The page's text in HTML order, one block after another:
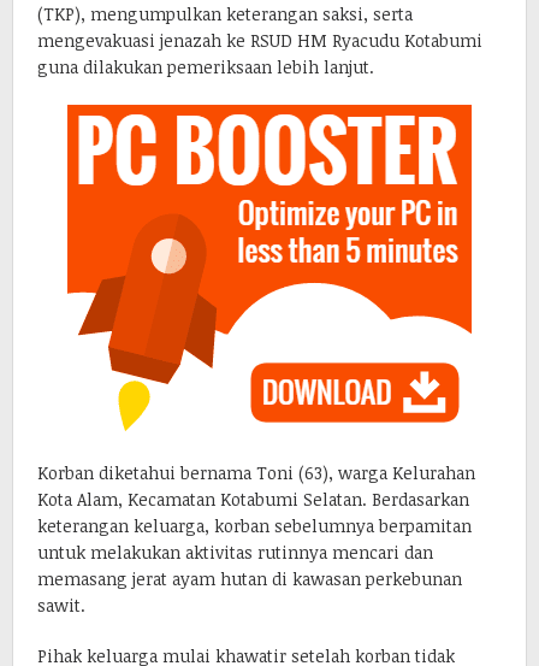
(TKP), mengumpulkan keterangan saksi, serta
mengevakuasi jenazah ke RSUD HM Ryacudu Kotabumi
guna dilakukan pemeriksaan lebih lanjut.
Korban diketahui bernama Toni (63), warga Kelurahan
Kota Alam, Kecamatan Kotabumi Selatan. Berdasarkan
keterangan keluarga, korban sebelumnya berpamitan
untuk melakukan aktivitas rutinnya mencari dan
memasang jerat ayam hutan di kawasan perkebunan
sawit.
Pihak keluarga mulai khawatir setelah korban tidak